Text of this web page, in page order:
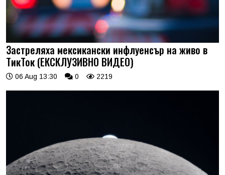
Застреляха мексикански инфлуенсър на живо в
ТикТок (ЕКСКЛУЗИВНО ВИДЕО)
06 Aug 13:30 0 2219